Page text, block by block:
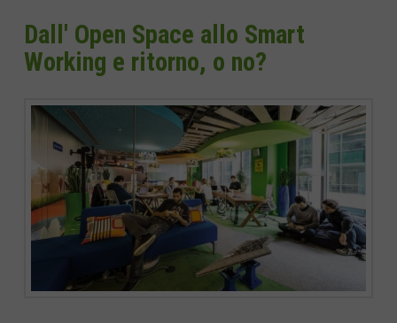
Dall' Open Space allo Smart
Working e ritorno, o no?